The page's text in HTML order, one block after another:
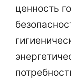
ценность